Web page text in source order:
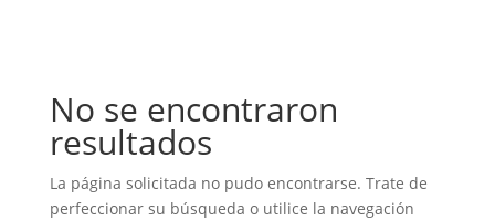
No se encontraron
resultados
La página solicitada no pudo encontrarse. Trate de
perfeccionar su búsqueda o utilice la navegación